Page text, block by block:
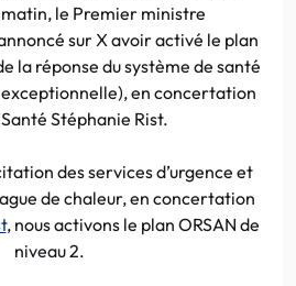
le Premier ministre
sur X avoir activé le plan
la réponse du système de santé
en concertation
Stéphanie Rist.
des services d’urgence et
de chaleur, en concertation
, nous activons le plan ORSAN de
niveau 2.